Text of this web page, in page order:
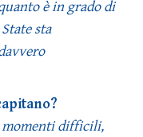
è in grado di
sta
momenti difficili,